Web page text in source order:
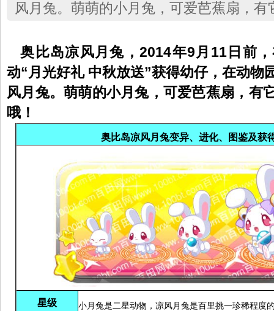
风月兔。萌萌的小月兔，可爱芭蕉扇，有
奥比岛凉风月兔 ，2014年9月11日前
动“月光好礼 中秋放送”获得幼仔，在动物
风月兔。萌萌的小月兔，可爱芭蕉扇，有
哦！
奥比岛凉风月兔变异、进化、图鉴及获
星级 小月兔是二星动物，凉风月兔是百里挑一珍稀程度